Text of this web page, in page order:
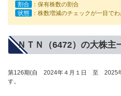
割合
：保有株数の割合
状態
：株数増減のチェックが一目でわ
ＮＴＮ（6472）の大株主
第126期(自 2024年４月１日 至 2025年
す。